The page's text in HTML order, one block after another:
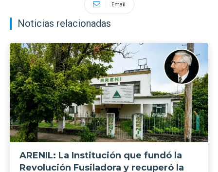
Email
Noticias relacionadas
ARENIL: La Institución que fundó la
Revolución Fusiladora y recuperó la